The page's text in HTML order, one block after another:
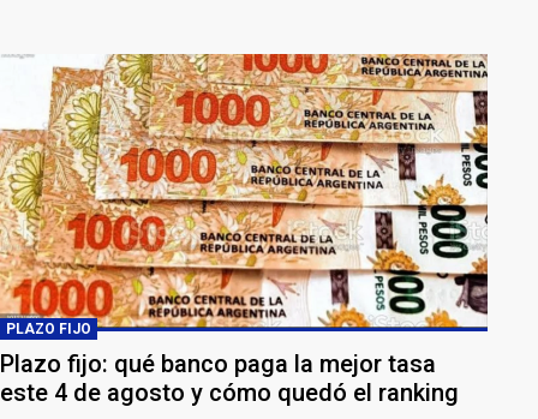
PLAZO FIJO
Plazo fijo: qué banco paga la mejor tasa
este 4 de agosto y cómo quedó el ranking